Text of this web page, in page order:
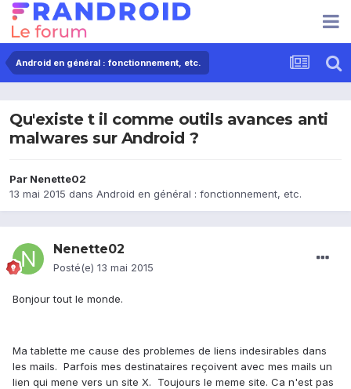
Android en général : fonctionnement, etc.
Qu'existe t il comme outils avances anti
malwares sur Android ?
Par Nenette02
13 mai 2015 dans Android en général : fonctionnement, etc.
Nenette02
Posté(e) 13 mai 2015
Bonjour tout le monde.
Ma tablette me cause des problemes de liens indesirables dans
les mails. Parfois mes destinataires reçoivent avec mes mails un
lien qui mene vers un site X. Toujours le meme site. Ca n'est pas